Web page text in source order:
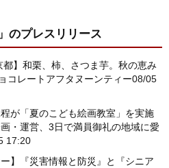
のプレスリリース
都】和栗、柿、さつま芋。秋の恵み
コレートアフタヌーンティー08/05
が「夏のこども絵画教室」を実施
・運営、3日で満員御礼の地域に愛
17:20
】『災害情報と防災』と『シニア